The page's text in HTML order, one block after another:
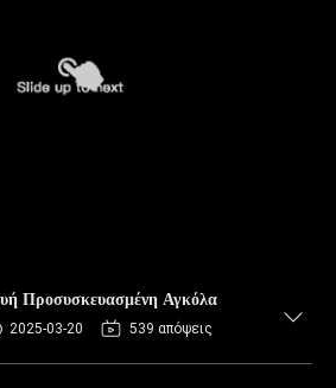
Προσυσκευασμένη Αγκόλα
2025-03-20 539 απόψεις